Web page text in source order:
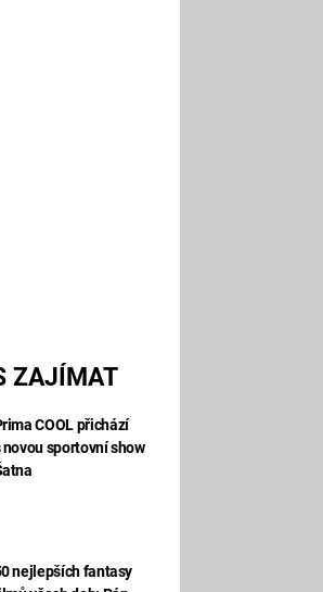
ZAJÍMAT
COOL přichází
novou sportovní show
nejlepších fantasy